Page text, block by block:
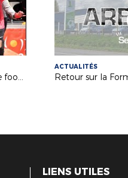
Finales de Coupes de la Manche de football à Bricquebec
ACTUALITÉS
LIENS UTILES